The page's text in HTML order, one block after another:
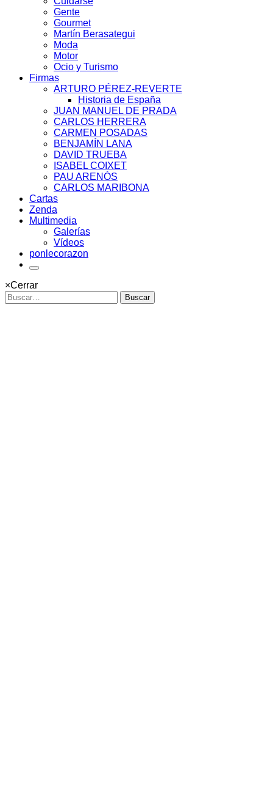
Gente
Gourmet
Martín Berasategui
Moda
Motor
Ocio y Turismo
Firmas
ARTURO PÉREZ-REVERTE
Historia de España
JUAN MANUEL DE PRADA
CARLOS HERRERA
CARMEN POSADAS
BENJAMÍN LANA
DAVID TRUEBA
ISABEL COIXET
PAU ARENÓS
CARLOS MARIBONA
Cartas
Zenda
Multimedia
Galerías
Vídeos
ponlecorazon
×Cerrar
Buscar